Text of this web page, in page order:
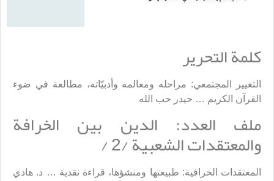
كلمة التحرير
التغيير المجتمعي: مراحله ومعالمه وأدبيّاته، مطالعة في ضوء
القرآن الكريم … حيدر حب الله
ملف العدد: الدين بين الخرافة
والمعتقدات الشعبية /2 /
المعتقدات الخرافية: طبيعتها ومنشؤها، قراءة نقدية … د. هادي